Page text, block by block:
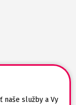
naše služby a Vy